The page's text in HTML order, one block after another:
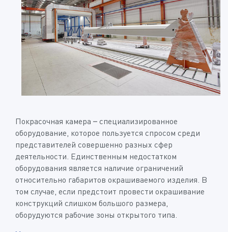
Покрасочная камера – специализированное
оборудование, которое пользуется спросом среди
представителей совершенно разных сфер
деятельности. Единственным недостатком
оборудования является наличие ограничений
относительно габаритов окрашиваемого изделия. В
том случае, если предстоит провести окрашивание
конструкций слишком большого размера,
оборудуются рабочие зоны открытого типа.